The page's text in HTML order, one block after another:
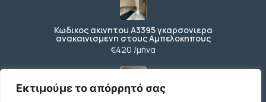
Εκτιμούμε το απόρρητό σας
Κωδικος ακινητου Α3395 γκαρσονιερα
ανακαινισμενη στους Αμπελοκηπους
€420 /μήνα